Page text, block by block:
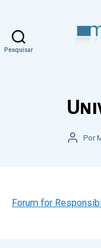
Pesquisar
AutorPor
Forum for